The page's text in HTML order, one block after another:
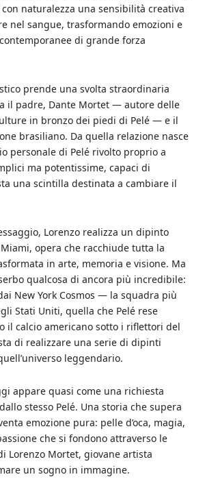
naturalezza una sensibilità creativa
nel sangue, trasformando emozioni e
di grande forza
prende una svolta straordinaria
il padre, Dante Mortet — autore delle
in bronzo dei piedi di Pelé — e il
brasiliano. Da quella relazione nasce
personale di Pelé rivolto proprio a
ma potentissime, capaci di
una scintilla destinata a cambiare il
Lorenzo realizza un dipinto
opera che racchiude tutta la
in arte, memoria e visione. Ma
qualcosa di ancora più incredibile:
New York Cosmos — la squadra più
Stati Uniti, quella che Pelé rese
il calcio americano sotto i riflettori del
di realizzare una serie di dipinti
leggendario.
appare quasi come una richiesta
stesso Pelé. Una storia che supera
emozione pura: pelle d’oca, magia,
che si fondono attraverso le
Lorenzo Mortet, giovane artista
un sogno in immagine.